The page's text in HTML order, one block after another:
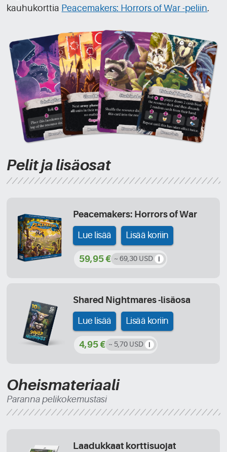
kauhukorttia Peacemakers: Horrors of War -peliin.
Pelit ja lisäosat
Peacemakers: Horrors of War
Lue lisää Lisää koriin
59,95 € ~ 69,30 USD
Shared Nightmares -lisäosa
Lue lisää Lisää koriin
4,95 € ~ 5,70 USD
Oheismateriaali
Paranna pelikokemustasi
Laadukkaat korttisuojat